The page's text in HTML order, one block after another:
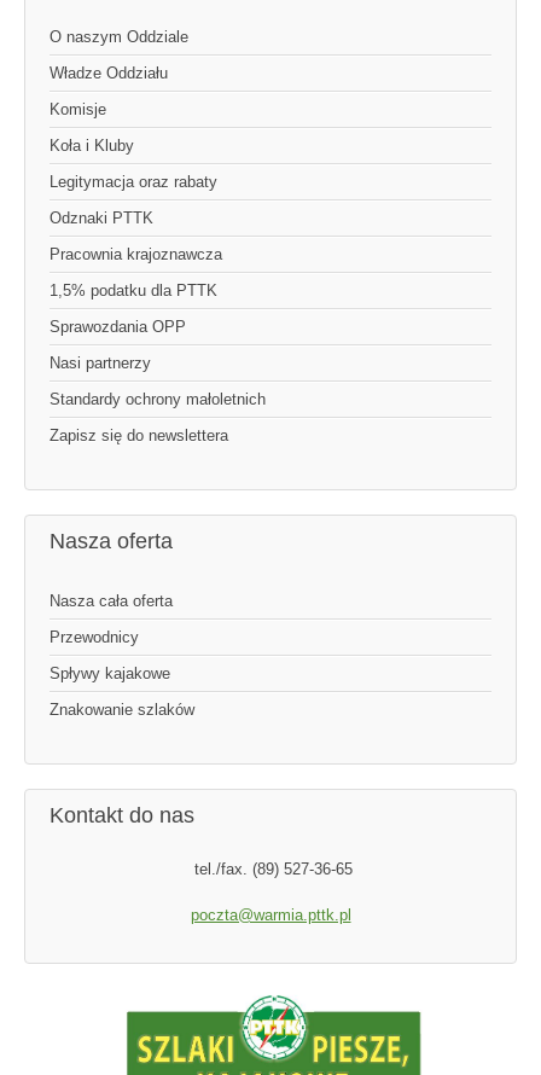
O naszym Oddziale
Władze Oddziału
Komisje
Koła i Kluby
Legitymacja oraz rabaty
Odznaki PTTK
Pracownia krajoznawcza
1,5% podatku dla PTTK
Sprawozdania OPP
Nasi partnerzy
Standardy ochrony małoletnich
Zapisz się do newslettera
Nasza oferta
Nasza cała oferta
Przewodnicy
Spływy kajakowe
Znakowanie szlaków
Kontakt do nas
tel./fax. (89) 527-36-65
poczta@warmia.pttk.pl